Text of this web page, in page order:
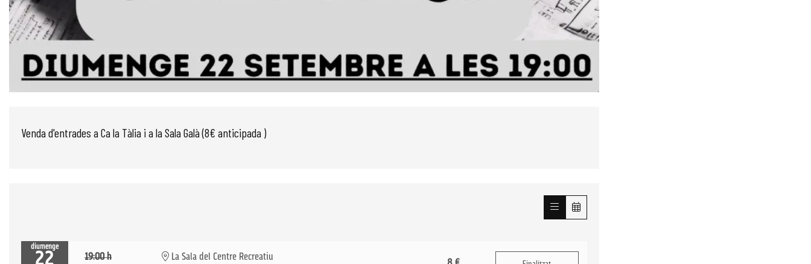
Venda d'entrades a Ca la Tàlia i a la Sala Galà (8€ anticipada )
diumenge
19:00 h La Sala del Centre Recreatiu